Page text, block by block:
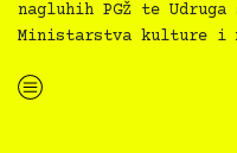
nagluhih PGŽ te
Ministarstva kulture i
“Koke svima — inkluzivna Film svima x Kino Mediteran projekcija u Ljetnom kinu Bačvice”